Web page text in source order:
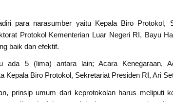
para narasumber yaitu Kepala Biro Protokol,
Protokol Kementerian Luar Negeri RI, Bayu
baik dan efektif.
ada 5 (lima) antara lain; Acara Kenegaraan,
Kepala Biro Protokol, Sekretariat Presiden RI, Ari
prinsip umum dari keprotokolan harus meliputi